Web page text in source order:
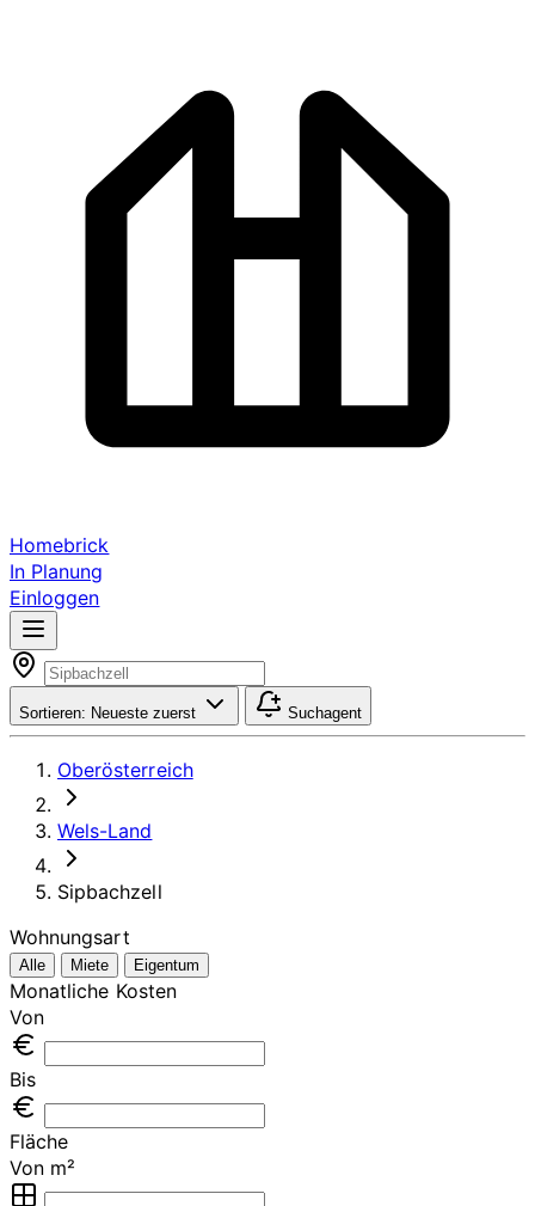
Homebrick
In Planung
Einloggen
Sortieren: Neueste zuerst Suchagent
Oberösterreich
Wels-Land
Sipbachzell
Wohnungsart
Alle Miete Eigentum
Monatliche Kosten
Von
Bis
Fläche
Von m²